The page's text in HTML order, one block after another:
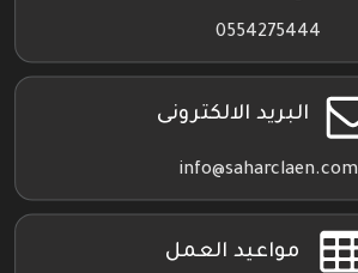
0554275444
البريد الالكترونى
info@saharclaen.com
مواعيد العمل